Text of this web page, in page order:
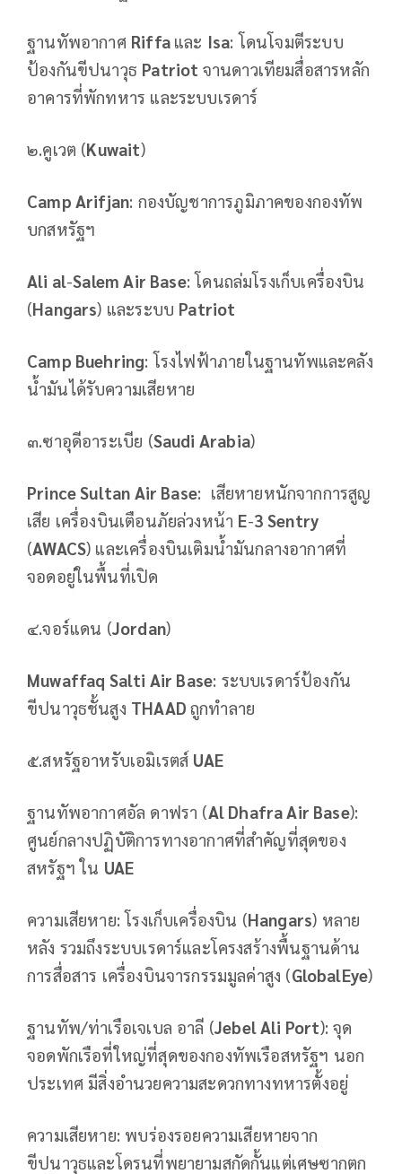
ฐานทัพอากาศ Riffa และ Isa: โดนโจมตีระบบ
ป้องกันขีปนาวุธ Patriot จานดาวเทียมสื่อสารหลัก
อาคารที่พักทหาร และระบบเรดาร์
๒.คูเวต (Kuwait)
Camp Arifjan: กองบัญชาการภูมิภาคของกองทัพ
บกสหรัฐฯ
Ali al-Salem Air Base: โดนถล่มโรงเก็บเครื่องบิน
(Hangars) และระบบ Patriot
Camp Buehring: โรงไฟฟ้าภายในฐานทัพและคลัง
น้ำมันได้รับความเสียหาย
๓.ซาอุดีอาระเบีย (Saudi Arabia)
Prince Sultan Air Base: เสียหายหนักจากการสูญ
เสีย เครื่องบินเตือนภัยล่วงหน้า E-3 Sentry
(AWACS) และเครื่องบินเติมน้ำมันกลางอากาศที่
จอดอยู่ในพื้นที่เปิด
๔.จอร์แดน (Jordan)
Muwaffaq Salti Air Base: ระบบเรดาร์ป้องกัน
ขีปนาวุธชั้นสูง THAADถูกทำลาย
๕.สหรัฐอาหรับเอมิเรตส์ UAE
ฐานทัพอากาศอัล ดาฟรา (Al Dhafra Air Base):
ศูนย์กลางปฏิบัติการทางอากาศที่สำคัญที่สุดของ
สหรัฐฯ ใน UAE
ความเสียหาย: โรงเก็บเครื่องบิน (Hangars) หลาย
หลัง รวมถึงระบบเรดาร์และโครงสร้างพื้นฐานด้าน
การสื่อสาร เครื่องบินจารกรรมมูลค่าสูง (GlobalEye)
ฐานทัพ/ท่าเรือเจเบล อาลี (Jebel Ali Port): จุด
จอดพักเรือที่ใหญ่ที่สุดของกองทัพเรือสหรัฐฯ นอก
ประเทศ มีสิ่งอำนวยความสะดวกทางทหารตั้งอยู่
ความเสียหาย: พบร่องรอยความเสียหายจาก
ขีปนาวุธและโดรนที่พยายามสกัดกั้นแต่เศษซากตก